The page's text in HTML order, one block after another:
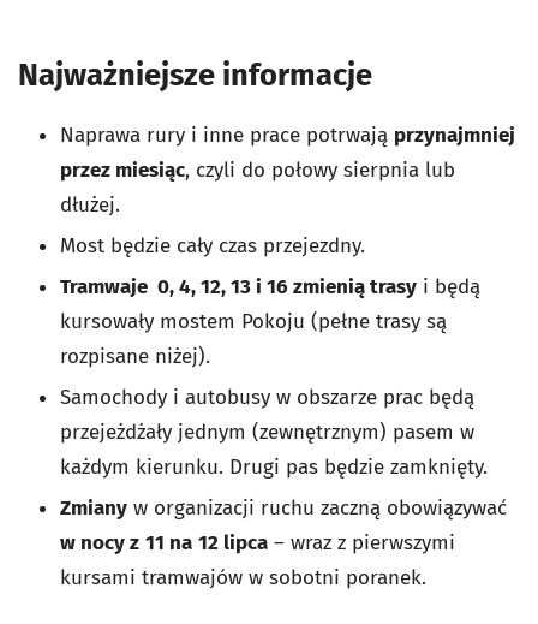
Najważniejsze informacje
Naprawa rury i inne prace potrwają przynajmniej
przez miesiąc, czyli do połowy sierpnia lub
dłużej.
Most będzie cały czas przejezdny.
Tramwaje 0, 4, 12, 13 i 16 zmienią trasy i będą
kursowały mostem Pokoju (pełne trasy są
rozpisane niżej).
Samochody i autobusy w obszarze prac będą
przejeżdżały jednym (zewnętrznym) pasem w
każdym kierunku. Drugi pas będzie zamknięty.
Zmiany w organizacji ruchu zaczną obowiązywać
w nocy z 11 na 12 lipca – wraz z pierwszymi
kursami tramwajów w sobotni poranek.